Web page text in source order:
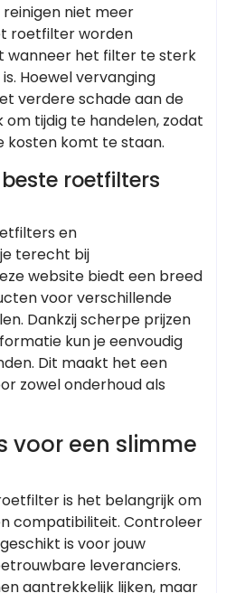
reinigen niet meer
roetfilter worden
wanneer het filter te sterk
Hoewel vervanging
verdere schade aan de
om tijdig te handelen, zodat
kosten komt te staan.
roetfilters
en
terecht bij
website biedt een breed
voor verschillende
Dankzij scherpe prijzen
kun je eenvoudig
Dit maakt het een
zowel onderhoud als
voor een slimme
is het belangrijk om
compatibiliteit. Controleer
is voor jouw
leveranciers.
aantrekkelijk lijken, maar